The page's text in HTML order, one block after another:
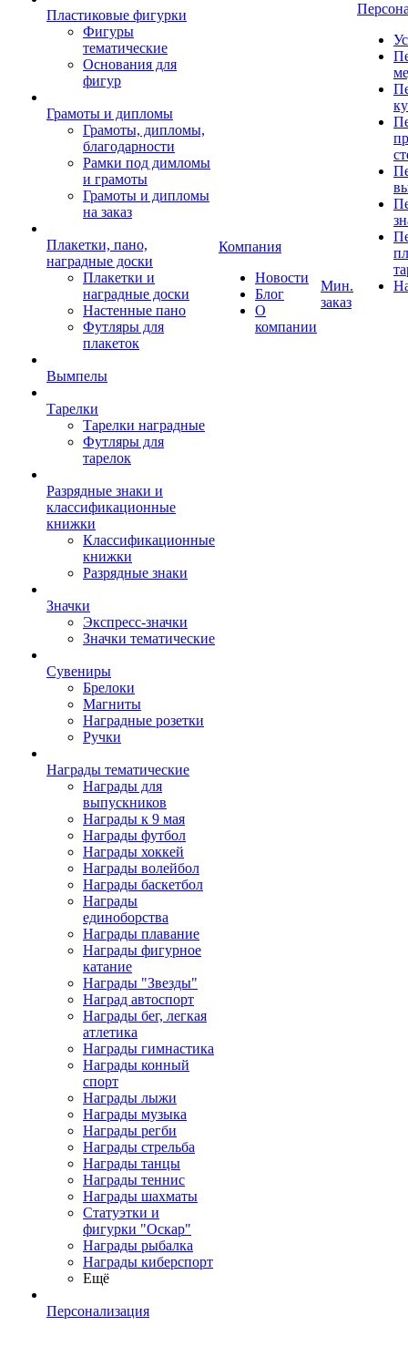
Пластиковые фигурки
Фигуры
тематические
Основания для
фигур
Грамоты и дипломы
Грамоты, дипломы,
благодарности
Рамки под димломы
и грамоты
Грамоты и дипломы
на заказ
Плакетки, пано,
наградные доски
Плакетки и
наградные доски
Настенные пано
Футляры для
плакеток
Вымпелы
Тарелки
Тарелки наградные
Футляры для
тарелок
Разрядные знаки и
классификационные
книжки
Классификационные
книжки
Разрядные знаки
Значки
Экспресс-значки
Значки тематические
Сувениры
Брелоки
Магниты
Наградные розетки
Ручки
Награды тематические
Награды для
выпускников
Награды к 9 мая
Награды футбол
Награды хоккей
Награды волейбол
Награды баскетбол
Награды
единоборства
Награды плавание
Награды фигурное
катание
Награды "Звезды"
Наград автоспорт
Награды бег, легкая
атлетика
Награды гимнастика
Награды конный
спорт
Награды лыжи
Награды музыка
Награды регби
Награды стрельба
Награды танцы
Награды теннис
Награды шахматы
Статуэтки и
фигурки "Оскар"
Награды рыбалка
Награды киберспорт
Ещё
Персонализация
Компания
Новости
Блог
О
компании
Мин.
заказ